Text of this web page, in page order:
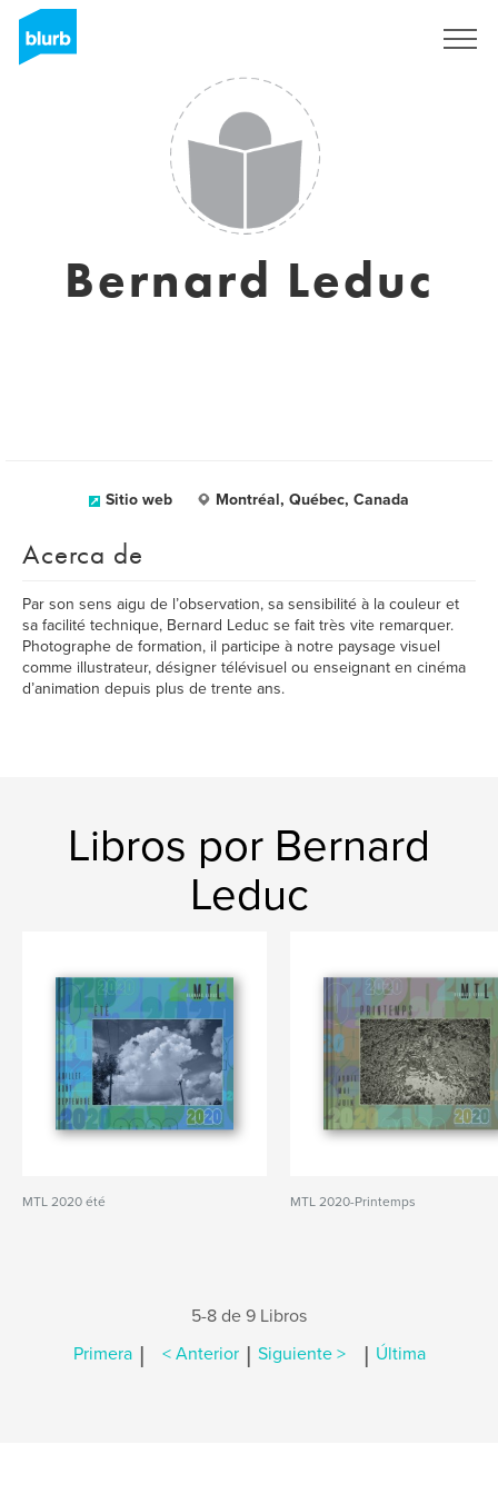
Bernard Leduc
Sitio web Montréal, Québec, Canada
Acerca de
Par son sens aigu de l’observation, sa sensibilité à la couleur et
sa facilité technique, Bernard Leduc se fait très vite remarquer.
Photographe de formation, il participe à notre paysage visuel
comme illustrateur, désigner télévisuel ou enseignant en cinéma
d’animation depuis plus de trente ans.
Libros por Bernard
Leduc
MTL 2020 été MTL 2020-Printemps
5-8 de 9 Libros
Primera | < Anterior | Siguiente > | Última